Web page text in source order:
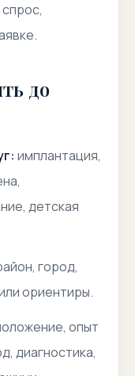
до
имплантация,
детская
город,
ориентиры.
опыт
диагностика,